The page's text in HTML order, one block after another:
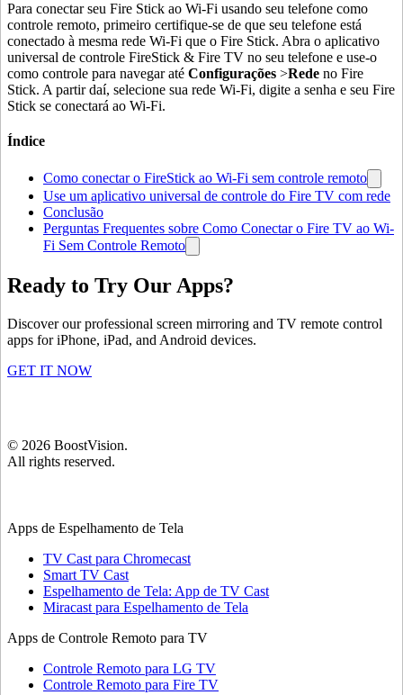
Para conectar seu Fire Stick ao Wi-Fi usando seu telefone como
controle remoto, primeiro certifique-se de que seu telefone está
conectado à mesma rede Wi-Fi que o Fire Stick. Abra o aplicativo
universal de controle FireStick & Fire TV no seu telefone e use-o
como controle para navegar até Configurações >Rede no Fire
Stick. A partir daí, selecione sua rede Wi-Fi, digite a senha e seu Fire
Stick se conectará ao Wi-Fi.
Índice
Como conectar o FireStick ao Wi-Fi sem controle remoto
Use um aplicativo universal de controle do Fire TV com rede
Conclusão
Perguntas Frequentes sobre Como Conectar o Fire TV ao Wi-
Fi Sem Controle Remoto
Ready to Try Our Apps?
Discover our professional screen mirroring and TV remote control
apps for iPhone, iPad, and Android devices.
GET IT NOW
© 2026 BoostVision.
All rights reserved.
Apps de Espelhamento de Tela
TV Cast para Chromecast
Smart TV Cast
Espelhamento de Tela: App de TV Cast
Miracast para Espelhamento de Tela
Apps de Controle Remoto para TV
Controle Remoto para LG TV
Controle Remoto para Fire TV